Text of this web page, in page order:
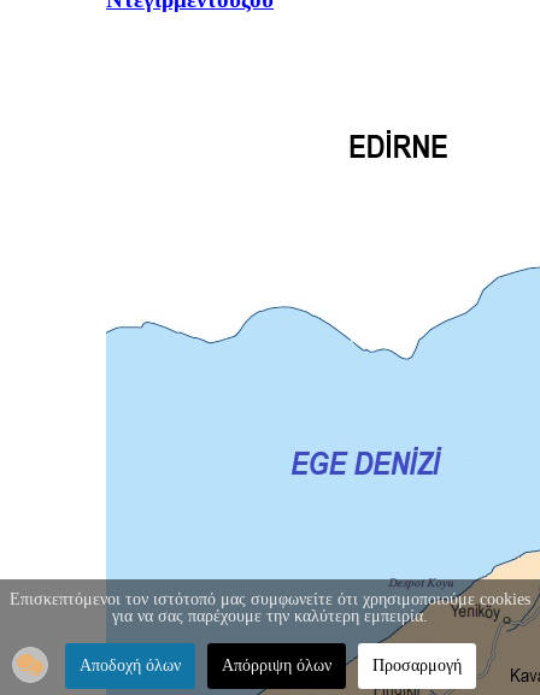
Επισκεπτόμενοι τον ιστότοπό μας συμφωνείτε ότι χρησιμοποιούμε cookies
για να σας παρέχουμε την καλύτερη εμπειρία.
Αποδοχή όλων Απόρριψη όλων Προσαρμογή